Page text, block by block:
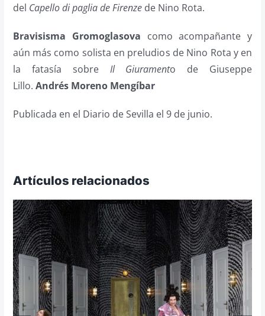
del Capello di paglia de Firenzede Nino Rota.
Bravisisma Gromoglasova como acompañante y
aún más como solista en preludios de Nino Rota y en
la fatasía sobre Il Giuramento de Giuseppe
Lillo. Andrés Moreno Mengíbar
Publicada en el Diario de Sevilla el 9 de junio.
Artículos relacionados